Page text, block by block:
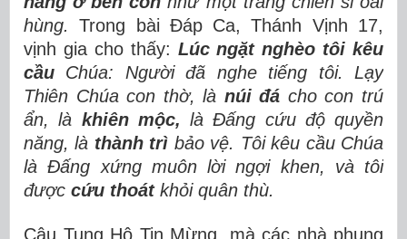
hùng.Trong bài Đáp Ca, Thánh Vịnh 17,
vịnh gia cho thấy: Lúc ngặt nghèo tôi kêu
cầu Chúa: Người đã nghe tiếng tôi. Lạy
Thiên Chúa con thờ, là núi đá cho con trú
ẩn, là khiên mộc, là Đấng cứu độ quyền
năng, là thành trì bảo vệ. Tôi kêu cầu Chúa
là Đấng xứng muôn lời ngợi khen, và tôi
được cứu thoátkhỏi quân thù.
Câu Tung Hô Tin Mừng, mà các nhà phụng